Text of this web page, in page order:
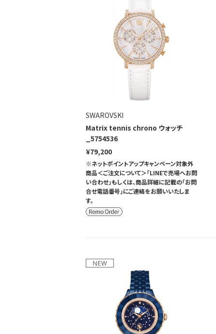
SWAROVSKI
Matrix tennis chrono ウォッチ
_5754536
¥79,200
※ネットポイントアップキャンペーン対象外
商品＜ご注文について＞「LINEで売場へお問
い合わせ」もしくは、商品詳細に記載の「お問
合せ電話番号」にご連絡をお願いいたしま
す。